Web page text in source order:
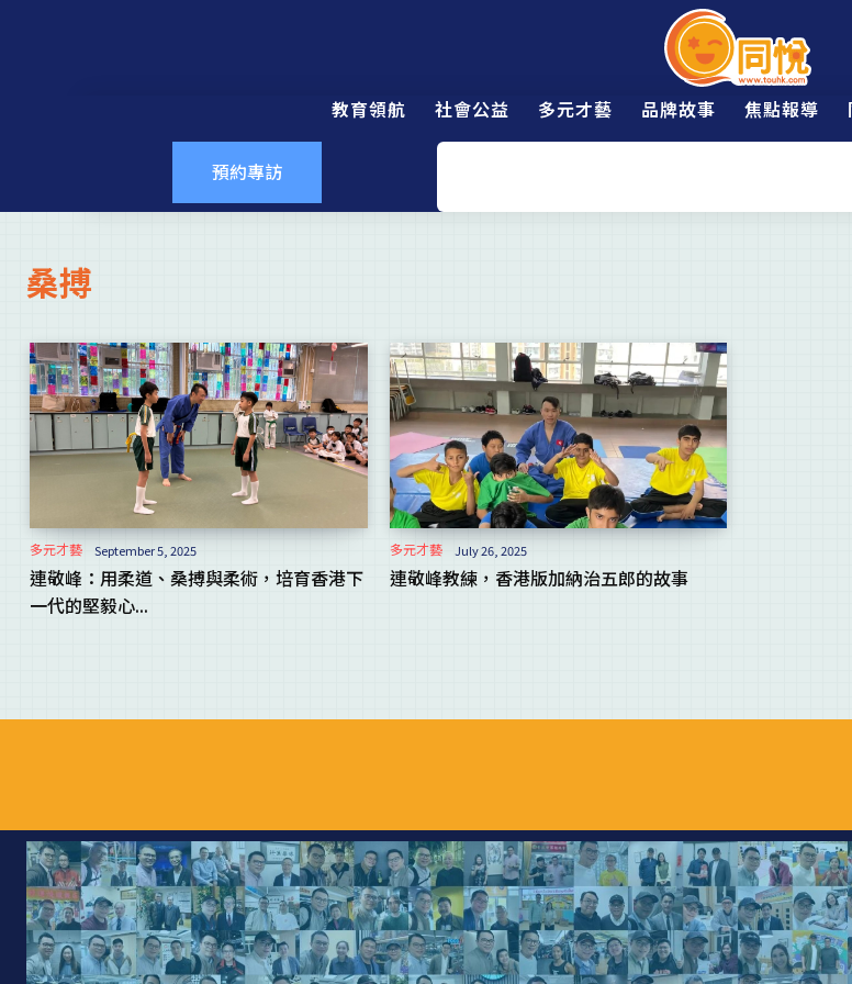
教育領航 社會公益 多元才藝 品牌故事 焦點報導
預約專訪
桑搏
多元才藝 September 5, 2025
連敬峰：用柔道、桑搏與柔術，培育香港下
一代的堅毅心...
多元才藝 July 26, 2025
連敬峰教練，香港版加納治五郎的故事